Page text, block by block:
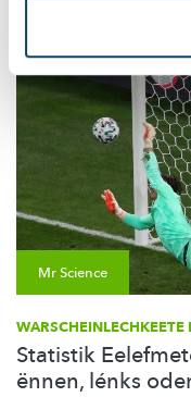
Mr Science
WARSCHEINLECHKEETE
Statistik
ënnen, lénks